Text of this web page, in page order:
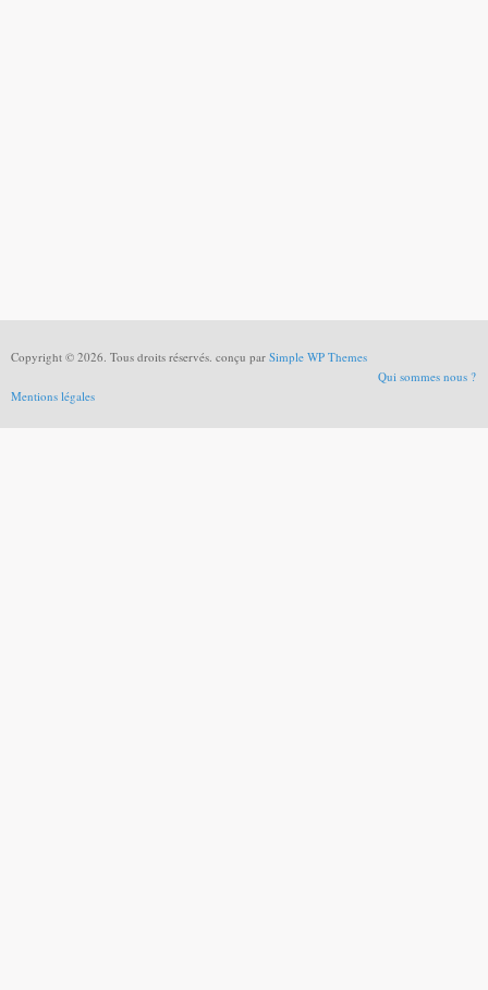
Copyright © 2026. Tous droits réservés. conçu par Simple WP Themes
Qui sommes nous ?
Mentions légales